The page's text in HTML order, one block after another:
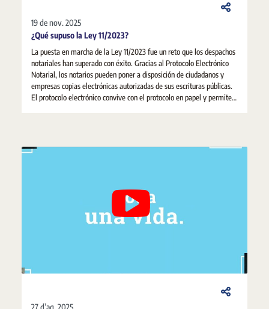
19 de nov. 2025
¿Qué supuso la Ley 11/2023?
La puesta en marcha de la Ley 11/2023 fue un reto que los despachos
notariales han superado con éxito. Gracias al Protocolo Electrónico
Notarial, los notarios pueden poner a disposición de ciudadanos y
empresas copias electrónicas autorizadas de sus escrituras públicas.
El protocolo electrónico convive con el protocolo en papel y permite